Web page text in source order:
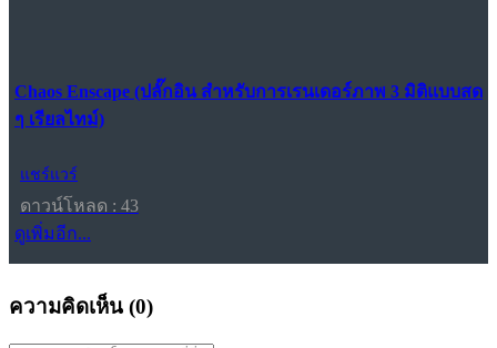
Chaos Enscape (ปลั๊กอิน สำหรับการเรนเดอร์ภาพ 3 มิติแบบสด
ๆ เรียลไทม์)
แชร์แวร์
ดาวน์โหลด : 43
ดูเพิ่มอีก...
ความคิดเห็น (0)